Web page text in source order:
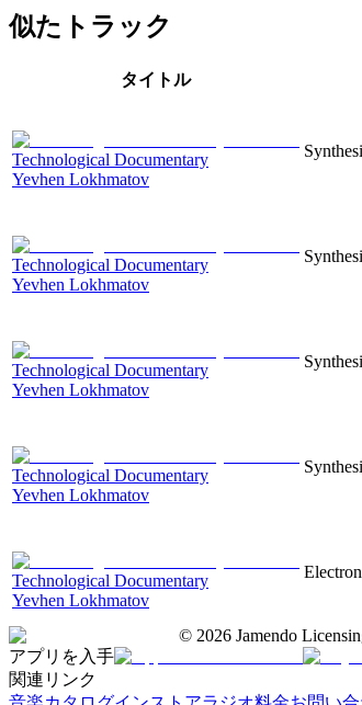
似たトラック
タイトル
Technological Documentary
Yevhen Lokhmatov
Technological Documentary
Yevhen Lokhmatov
Technological Documentary
Yevhen Lokhmatov
Technological Documentary
Yevhen Lokhmatov
Technological Documentary
Yevhen Lokhmatov
© 2026 Jamendo
アプリを入手
関連リンク